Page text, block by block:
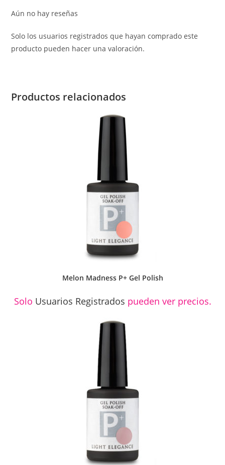
Aún no hay reseñas
Solo los usuarios registrados que hayan comprado este
producto pueden hacer una valoración.
Productos relacionados
Melon Madness P+ Gel Polish
Solo Usuarios Registrados pueden ver precios.